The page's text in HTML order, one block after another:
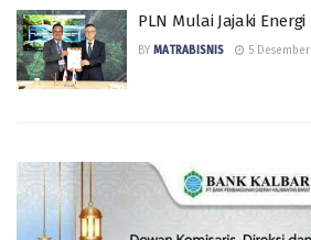
PLN Mulai Jajaki
BY MATRABISNIS 5